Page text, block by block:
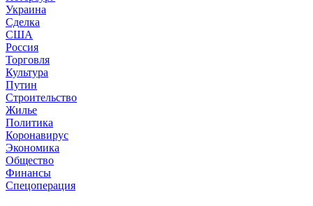
Украина
Сделка
США
Россия
Торговля
Культура
Путин
Строительство
Жилье
Политика
Коронавирус
Экономика
Общество
Финансы
Спецоперация